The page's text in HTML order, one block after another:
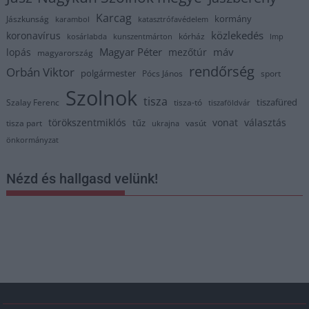
Jászkunság karambol Karcag katasztrófavédelem kormány
koronavírus kosárlabda kunszentmárton kórház közlekedés lmp
lopás magyarország Magyar Péter mezőtúr máv
Orbán Viktor polgármester Pócs János rendőrség sport
Szalay Ferenc Szolnok tisza tisza-tó tiszaföldvár tiszafüred
tisza part törökszentmiklós tűz ukrajna vasút vonat választás
önkormányzat
Nézd és hallgasd velünk!